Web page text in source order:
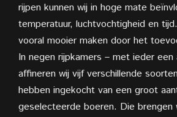
rijpen kunnen wij in hoge mate
temperatuur, luchtvochtigheid en
vooral mooier maken door het
In negen rijpkamers – met ieder
affineren wij vijf verschillende
hebben ingekocht van een groot
geselecteerde boeren. Die brengen